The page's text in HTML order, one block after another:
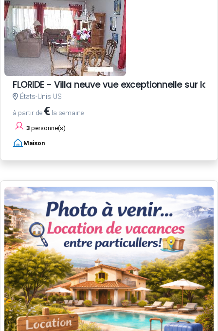
FLORIDE - Villa neuve vue exceptionnelle sur
États-Unis US
à partir de € la semaine
3 personne(s)
Maison